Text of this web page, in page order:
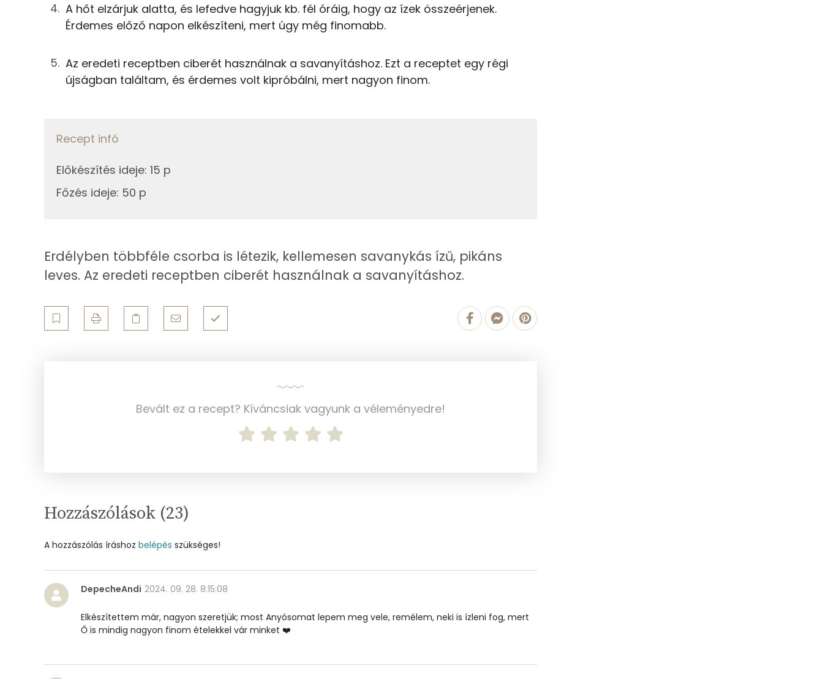
0gbors
0 kcal
11gpetrezselyem
0g ételízesítő
10gcitromlé
0g cukor
Összesen 24.9 g
Összesen
Egyszeresen telítetlen zsírsav:
Ásványi anyagok
Összesen
719.2 g
Nátrium
Szénhidrát
Összesen
A hőt elzárjuk alatta, és lefedve hagyjuk kb. fél óráig, hogy az ízek összeérjenek.
Érdemes előző napon elkészíteni, mert úgy még finomabb.
Az eredeti receptben ciberét használnak a savanyításhoz. Ezt a receptet egy régi
újságban találtam, és érdemes volt kipróbálni, mert nagyon finom.
Recept infó
Előkészítés ideje: 15 p
Főzés ideje: 50 p
Erdélyben többféle csorba is létezik, kellemesen savanykás ízű, pikáns
leves. Az eredeti receptben ciberét használnak a savanyításhoz.
Bevált ez a recept? Kíváncsiak vagyunk a véleményedre!
Hozzászólások (23)
A hozzászólás íráshoz belépés szükséges!
DepecheAndi 2024. 09. 28. 8:15:08
Elkészítettem már, nagyon szeretjük; most Anyósomat lepem meg vele, remélem, neki is ízleni fog, mert
Ő is mindig nagyon finom ételekkel vár minket ❤️